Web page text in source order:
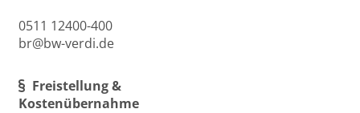
0511 12400-400
br@bw-verdi.de
Freistellung &
Kostenübernahme